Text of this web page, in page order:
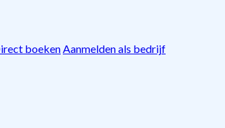
boekenAanmelden als bedrijf